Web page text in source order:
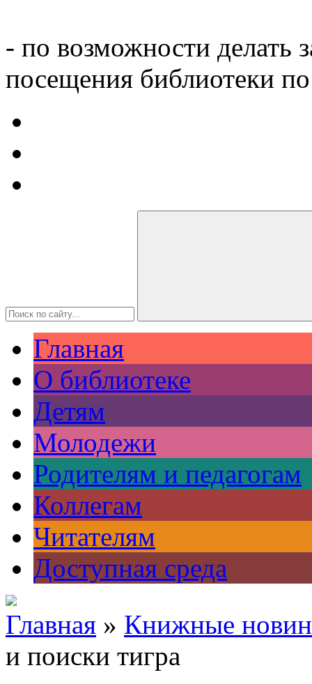
- по возможности делать
посещения библиотеки
Главная
О библиотеке
Детям
Молодежи
Родителям и педагогам
Коллегам
Читателям
Доступная среда
Главная » Книжные
и поиски тигра